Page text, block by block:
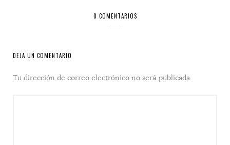
0 COMENTARIOS
DEJA UN COMENTARIO
Tu dirección de correo electrónico no será publicada.